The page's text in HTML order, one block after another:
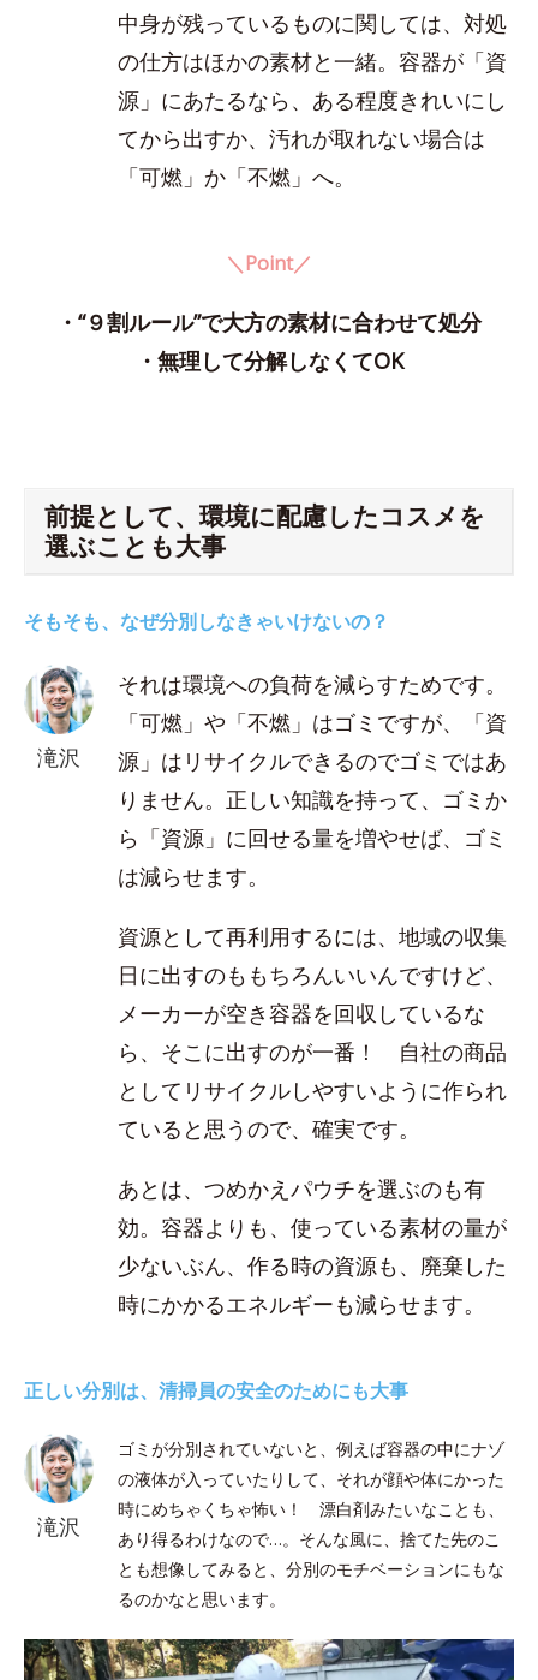
中身が残っているものに関しては、対処
の仕方はほかの素材と一緒。容器が「資
源」にあたるなら、ある程度きれいにし
てから出すか、汚れが取れない場合は
「可燃」か「不燃」へ。
＼Point／
・“９割ルール”で大方の素材に合わせて処分
・無理して分解しなくてOK
前提として、環境に配慮したコスメを
選ぶことも大事
そもそも、なぜ分別しなきゃいけないの？
滝沢
それは環境への負荷を減らすためです。
「可燃」や「不燃」はゴミですが、「資
源」はリサイクルできるのでゴミではあ
りません。正しい知識を持って、ゴミか
ら「資源」に回せる量を増やせば、ゴミ
は減らせます。
資源として再利用するには、地域の収集
日に出すのももちろんいいんですけど、
メーカーが空き容器を回収しているな
ら、そこに出すのが一番！ 自社の商品
としてリサイクルしやすいように作られ
ていると思うので、確実です。
あとは、つめかえパウチを選ぶのも有
効。容器よりも、使っている素材の量が
少ないぶん、作る時の資源も、廃棄した
時にかかるエネルギーも減らせます。
正しい分別は、清掃員の安全のためにも大事
滝沢
ゴミが分別されていないと、例えば容器の中にナゾ
の液体が入っていたりして、それが顔や体にかった
時にめちゃくちゃ怖い！ 漂白剤みたいなことも、
あり得るわけなので…。そんな風に、捨てた先のこ
とも想像してみると、分別のモチベーションにもな
るのかなと思います。